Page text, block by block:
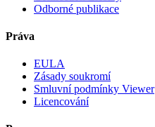
Odborné publikace
Práva
EULA
Zásady soukromí
Smluvní podmínky Viewer
Licencování